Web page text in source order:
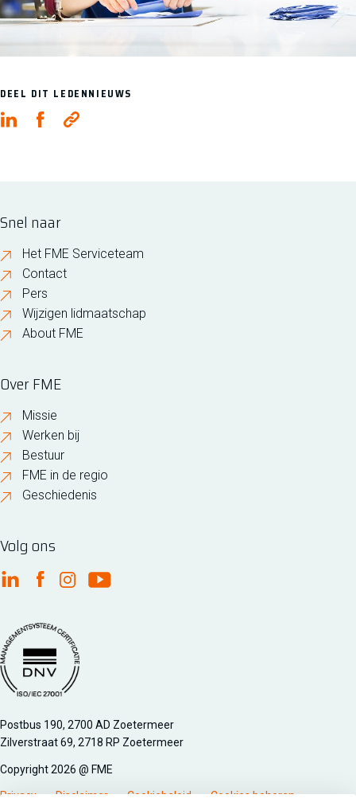
DEEL DIT LEDENNIEUWS
Snel naar
Het FME Serviceteam
Contact
Pers
Wijzigen lidmaatschap
About FME
Over FME
Missie
Werken bij
Bestuur
FME in de regio
Geschiedenis
Volg ons
FME Linkedin
FME Facebook
FME Instagram
FME Youtube
Managementsyteem certificatie DNV iso/iec 27001
Postbus 190, 2700 AD Zoetermeer
Zilverstraat 69, 2718 RP Zoetermeer
Copyright 2026 @ FME
Privacy Disclaimer Cookiebeleid Cookies beheren